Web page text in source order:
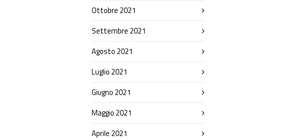
Ottobre 2021
Settembre 2021
Agosto 2021
Luglio 2021
Giugno 2021
Maggio 2021
Aprile 2021